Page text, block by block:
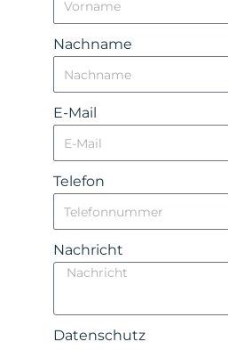
Nachname
E-Mail
Telefon
Nachricht
Datenschutz